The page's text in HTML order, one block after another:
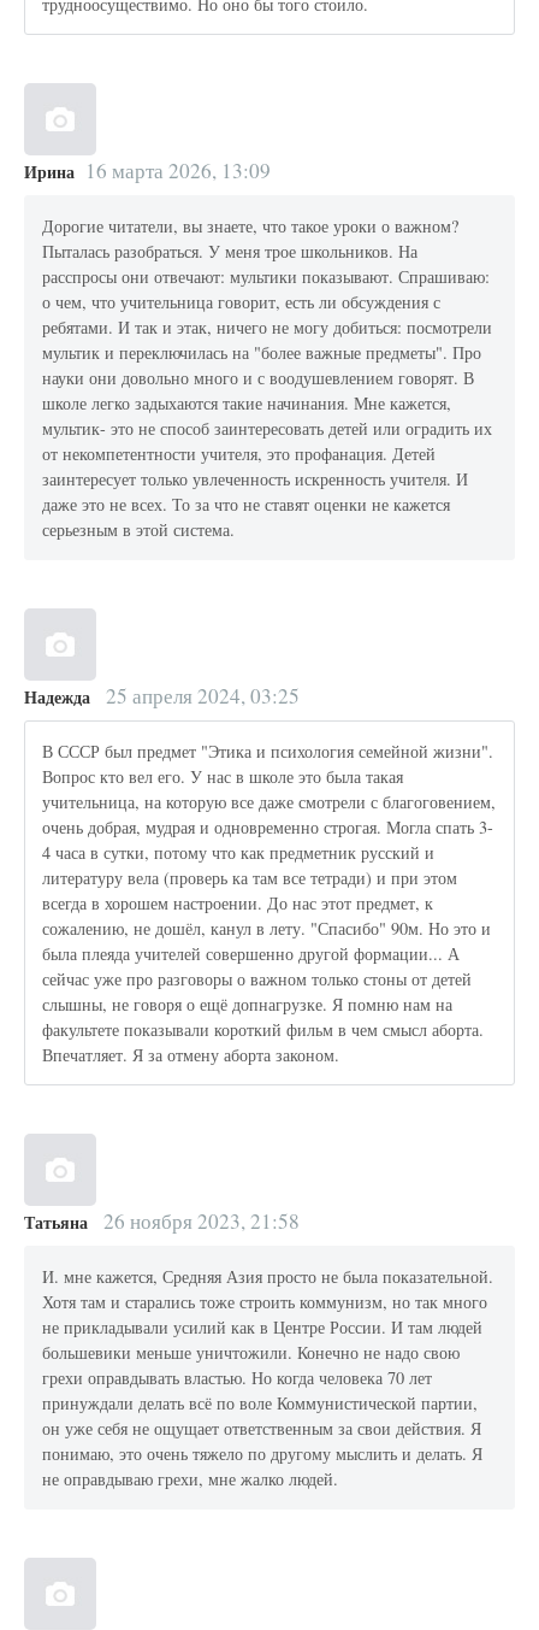
Ирина 16 марта 2026, 13:09
Дорогие читатели, вы знаете, что такое уроки о важном?
Пыталась разобраться. У меня трое школьников. На
расспросы они отвечают: мультики показывают. Спрашиваю:
о чем, что учительница говорит, есть ли обсуждения с
ребятами. И так и этак, ничего не могу добиться: посмотрели
мультик и переключилась на "более важные предметы". Про
науки они довольно много и с воодушевлением говорят. В
школе легко задыхаются такие начинания. Мне кажется,
мультик- это не способ заинтересовать детей или оградить их
от некомпетентности учителя, это профанация. Детей
заинтересует только увлеченность искренность учителя. И
даже это не всех. То за что не ставят оценки не кажется
серьезным в этой система.
Надежда 25 апреля 2024, 03:25
В СССР был предмет "Этика и психология семейной жизни".
Вопрос кто вел его. У нас в школе это была такая
учительница, на которую все даже смотрели с благоговением,
очень добрая, мудрая и одновременно строгая. Могла спать 3-
4 часа в сутки, потому что как предметник русский и
литературу вела (проверь ка там все тетради) и при этом
всегда в хорошем настроении. До нас этот предмет, к
сожалению, не дошёл, канул в лету. "Спасибо" 90м. Но это и
была плеяда учителей совершенно другой формации... А
сейчас уже про разговоры о важном только стоны от детей
слышны, не говоря о ещё допнагрузке. Я помню нам на
факультете показывали короткий фильм в чем смысл аборта.
Впечатляет. Я за отмену аборта законом.
Татьяна 26 ноября 2023, 21:58
И. мне кажется, Средняя Азия просто не была показательной.
Хотя там и старались тоже строить коммунизм, но так много
не прикладывали усилий как в Центре России. И там людей
большевики меньше уничтожили. Конечно не надо свою
грехи оправдывать властью. Но когда человека 70 лет
принуждали делать всё по воле Коммунистической партии,
он уже себя не ощущает ответственным за свои действия. Я
понимаю, это очень тяжело по другому мыслить и делать. Я
не оправдываю грехи, мне жалко людей.